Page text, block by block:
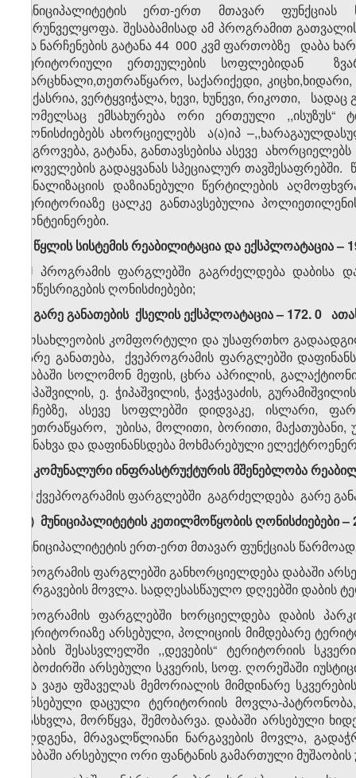
მუნიციპალიტეტის ერთ-ერთ მთავარ
უზრუნველყოფა. შესაბამისად ამ პროგრამით
და ნარჩენების გატანა 44 000 კვმ ფართობზე დაბა
ტერიტორიული ერთეულების სოფლებიდან
ფარცხნალი,თეთრაწყარო, საქარიქედი,
საქასრია, ვერტყვიჭალა, ხევი, ხუნევი, რიკოთი,
რომელსაც ემსახურება ორი ერთეული ,,ისუზუს“
ღონისძიებებს ახორციელებს ა(ა)იპ
შეგროვება, გატანა, განთავსებისა ასევე
ცხოველების გადაყვანას სპეციალურ
კანალიზაციის დაზიანებული წერტილების
ტერიტორიაზე ცალკე განთავსებულია
კონტეინერები.
წყლის სისტემის რეაბილიტაცია და ექსპლოატაცია– 1
ამ პროგრამის ფარგლებში გაგრძელდება დაბისა
მოწესრიგების ღონისძიებები;
ვ) გარე განათების ქსელის ექსპლოატაცია– 172.0
მოსახლეობის კომფორტული და უსაფრთხო
გარე განათება, ქვეპროგრამის ფარგლებში
დაბაში სოლომონ მეფის, ცხრა აპრილის,
ჭიპაშვილის, ე. ჭიპაშვილის, ჭავჭავაძის,
ქუჩებზე, ასევე სოფლებში დიდვაკე, ისლარი,
თეთრაწყარო, უბისა, მოლითი, ბორითი,
შენახვა და დაფინანსდება მოხმარებული
ზ) კომუნალური ინფრასტრუქტურის მშენებლობა
ამ ქვეპროგრამის ფარგლებში გაგრძელდება გარე
თ) მუნიციპალიტეტის კეთილმოწყობის ღონისძიებები–
მუნიციპალიტეტის ერთ-ერთ მთავარ ფუნქციას
პროგრამის ფარგლებში განხორციელდება დაბაში
ნარგავების მოვლა. სადღესასწაულო დღეებში დაბის
პროგრამის ფარგლებში ხორციელდება დაბის
ტერიტორიაზე არსებული, პოლიციის მიმდებარე
დაბის შესასვლელში ,,დევების“ ტერიტორიის
ნებოძირში არსებული სკვერის, სოფ. ღორეშაში
და ვაჟა ფშაველას მემორიალის მიმდინარე
არსებული დაცული ტერიტორიის მოვლა-
გასხვლა, მორწყვა, შემობარვა. დაბაში არსებული
აღდგენა, მრავალწლიანი ნარგავების მოვლა,
დაბაში არსებული ორი ფანტანის გამართული